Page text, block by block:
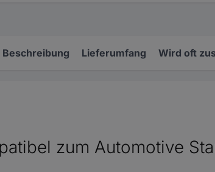
Beschreibung Lieferumfang Wird oft
zum Automotive